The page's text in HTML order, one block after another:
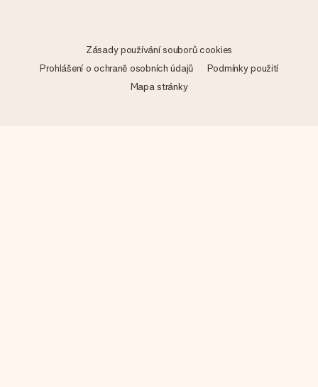
Zásady používání souborů cookies
Prohlášení o ochraně osobních údajů
Podmínky použití
Mapa stránky